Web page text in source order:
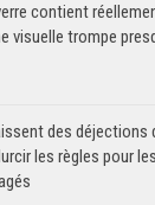
contient
visuelle trompe
des déjections
les règles pour